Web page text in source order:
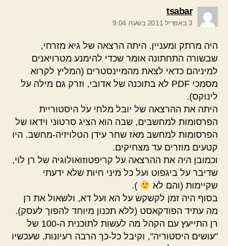
tsabarאומר:
3 באפריל 2011 בשעה 9:04
היה מרתק ומעניין. היתה הרצאה של גיא מזרחי,
שבשורה התחתונה אומר שכדי להימנע מטרויאנים
למיניהם כדאי לצאת מהמיינסטרים (המליץ לקרוא
מסמכי PDF לא בתוכנה של אדובי, וזרק גם מילה על
לינוקס).
היתה את ההרצאה של יובל מלחי על היסטוריית
הפרסומות למחשבים, שבה הוא הציג סרטוני וידאו של
הפרסומות למחשב מאז שחר עידן הטלויזיה-מחשב. היו
קטעים מוזרים עד מצחיקים.
וכמובן היה את ההרצאה על קריפטוזואולוגיה של רן לוי,
שדיבר על ביגפוט ועל כל מיני חיות שלא ידעתי
שקיימות (והם לא
).
בסוף היה זמן לקשקש על הא ועל דא, ולשאול את רן
מה עתיד הפודקאסט (ללא תכנון מיוחד להפוך לעסק).
רן התייעץ עם הקהל מה לעשות לתוכנית ה-100 של
"עושים היסטוריה", וקיבל כל-כך הרבה רעיונות, שעכשיו